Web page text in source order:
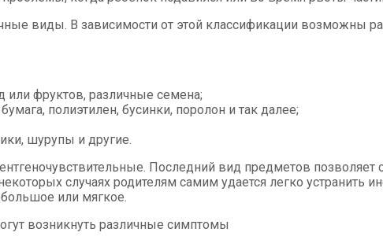
виды. В зависимости от этой классификации возможны
или фруктов, различные семена;
полиэтилен, бусинки, поролон и так далее;
шурупы и другие.
Последний вид предметов
случаях родителям самим удается легко устранить
или мягкое.
возникнуть различные симптомы